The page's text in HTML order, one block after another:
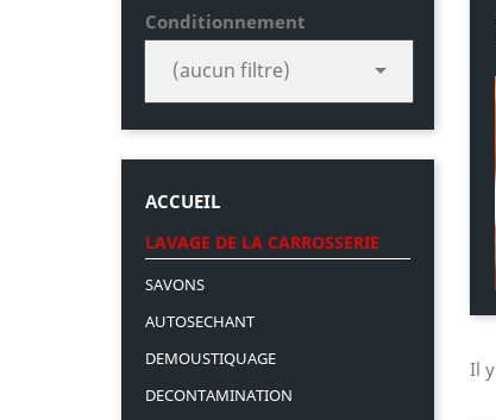
Conditionnement
(aucun filtre) 
ACCUEIL
LAVAGE DE LA CARROSSERIE
SAVONS
AUTOSECHANT
DEMOUSTIQUAGE
DECONTAMINATION
Il